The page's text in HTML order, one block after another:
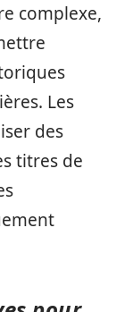
complexe,
Les
des
titres de